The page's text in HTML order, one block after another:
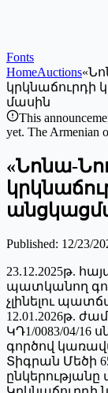
Fonts
HomeAuctions
մասին
This
yet. The Armenian
«Նոնա-
Published: 12/23/
23.12.2025թ.
պատկանող
չլինելու
12.01.2026թ.
ԿԴ1/0083/04/16
գործով
Տիգրան Մեծի